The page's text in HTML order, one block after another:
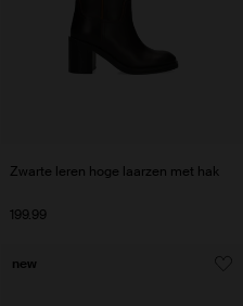
Zwarte leren hoge laarzen met hak
199.99
new